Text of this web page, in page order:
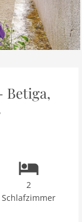
Betiga,
2
Schlafzimmer